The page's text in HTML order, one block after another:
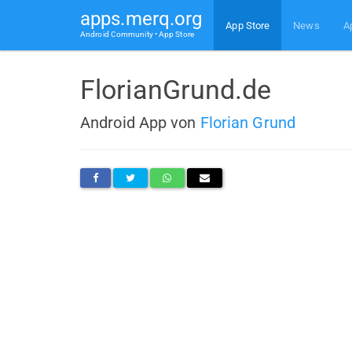
apps.merq.org
Android Community • App Store
App Store News
FlorianGrund.de
Android App von Florian Grund